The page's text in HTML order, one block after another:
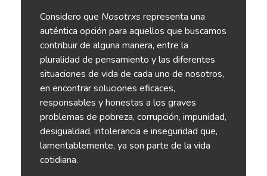
Considero que Nosotrxs representa una
auténtica opción para aquellos que buscamos
contribuir de alguna manera, entre la
pluralidad de pensamiento y las diferentes
situaciones de vida de cada uno de nosotros,
en encontrar soluciones eficaces,
responsables y honestas a los graves
problemas de pobreza, corrupción, impunidad,
desigualdad, intolerancia e inseguridad que,
lamentablemente, ya son parte de la vida
cotidiana.